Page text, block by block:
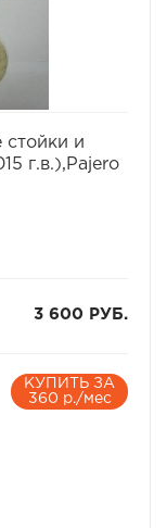
стойки и
г.в.),Pajero
3 600 РУБ.
КУПИТЬ ЗА
360 р./мес